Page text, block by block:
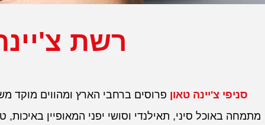
רשת
סניפי צ'יינה טאון פרוסים ברחבי הארץ ומהווים מוקד
מתמחה באוכל סיני, תאילנדי וסושי יפני המאופיין